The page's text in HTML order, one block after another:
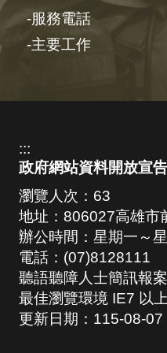
服務電話
主要工作
:::
政府網站資料開放宣告
瀏覽人次： 63
地址：806027高雄市
辦公時間：星期一～
電話：(07)8128111
聽語聽障人士簡訊報
最佳瀏覽環境 IE7 以
更新日期： 115-08-07